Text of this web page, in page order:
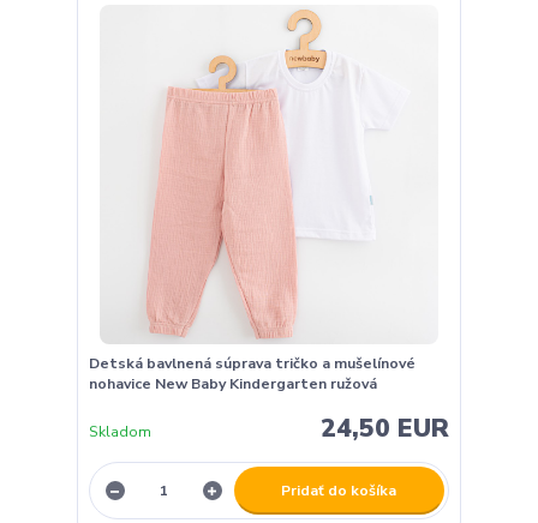
Detská bavlnená súprava tričko a mušelínové
nohavice New Baby Kindergarten ružová
24,50 EUR
Skladom
Pridať do košíka